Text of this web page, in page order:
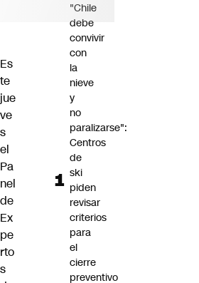
Es
te
jue
ve
s
el
Pa
nel
de
Ex
pe
rto
s
"Chile
debe
convivir
con
la
nieve
y
no
paralizarse":
Centros
de
ski
piden
revisar
criterios
para
el
cierre
preventivo